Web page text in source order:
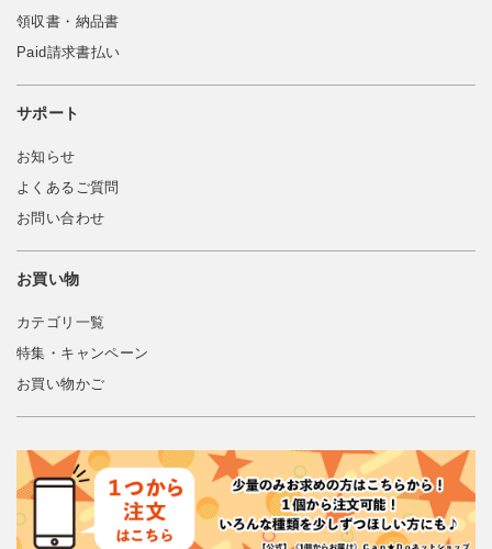
領収書・納品書
Paid請求書払い
サポート
お知らせ
よくあるご質問
お問い合わせ
お買い物
カテゴリ一覧
特集・キャンペーン
お買い物かご